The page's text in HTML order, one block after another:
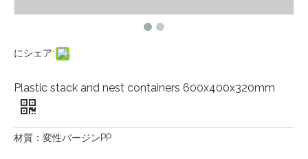
にシェア:
Plastic stack and nest containers 600x400x320mm
材質：変性バージンPP